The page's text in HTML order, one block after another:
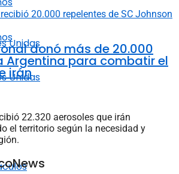
Unidas
Unidas
donó más de 20.000
Argentina para combatir el
irán
22.320 aerosoles que irán
el territorio según la necesidad y